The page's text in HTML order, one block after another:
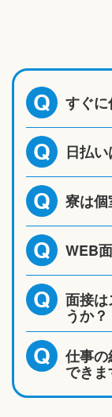
Q すぐに
Q 日払
Q 寮は個
Q WEB
Q 面接
うか？
Q 仕事
できま